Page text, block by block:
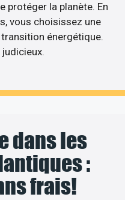
protéger la planète. En
vous choisissez une
énergétique.
judicieux.
dans les
:
frais!